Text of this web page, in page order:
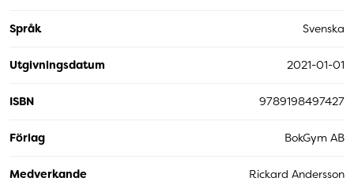
Språk Svenska
Utgivningsdatum 2021-01-01
ISBN 9789198497427
Förlag BokGym AB
Medverkande Rickard Andersson